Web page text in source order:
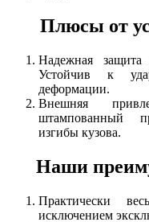
Плюсы от
Надежная защита
Устойчив к
деформации.
Внешняя
штампованный
изгибы кузова.
Наши
Практически
исключением